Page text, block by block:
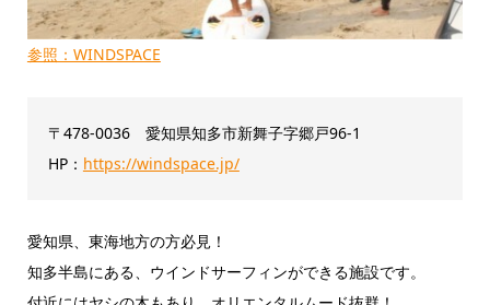
参照：WINDSPACE
〒478-0036 愛知県知多市新舞子字郷戸96-1
HP： https://windspace.jp/
愛知県、東海地方の方必見！
知多半島にある、ウインドサーフィンができる施設です。